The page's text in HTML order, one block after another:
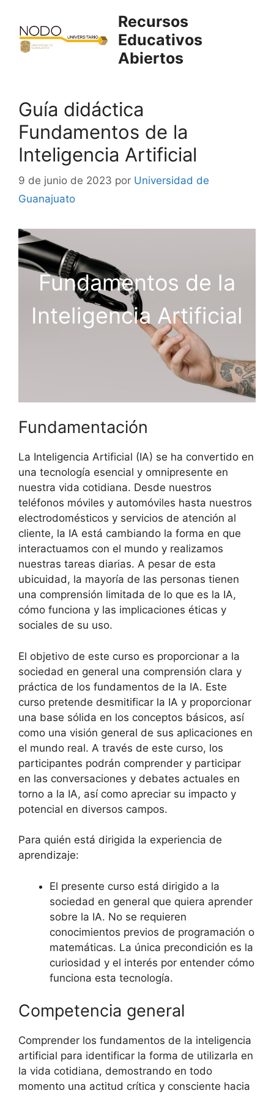
contenido
Recursos
Educativos
Abiertos
Guía didáctica
Fundamentos de la
Inteligencia Artificial
9 de junio de 2023 por Universidad de
Guanajuato
Fundamentos de la
Inteligencia Artificial
Fundamentación
La Inteligencia Artificial (IA) se ha convertido en
una tecnología esencial y omnipresente en
nuestra vida cotidiana. Desde nuestros
teléfonos móviles y automóviles hasta nuestros
electrodomésticos y servicios de atención al
cliente, la IA está cambiando la forma en que
interactuamos con el mundo y realizamos
nuestras tareas diarias. A pesar de esta
ubicuidad, la mayoría de las personas tienen
una comprensión limitada de lo que es la IA,
cómo funciona y las implicaciones éticas y
sociales de su uso.
El objetivo de este curso es proporcionar a la
sociedad en general una comprensión clara y
práctica de los fundamentos de la IA. Este
curso pretende desmitificar la IA y proporcionar
una base sólida en los conceptos básicos, así
como una visión general de sus aplicaciones en
el mundo real. A través de este curso, los
participantes podrán comprender y participar
en las conversaciones y debates actuales en
torno a la IA, así como apreciar su impacto y
potencial en diversos campos.
Para quién está dirigida la experiencia de
aprendizaje:
El presente curso está dirigido a la
sociedad en general que quiera aprender
sobre la IA. No se requieren
conocimientos previos de programación o
matemáticas. La única precondición es la
curiosidad y el interés por entender cómo
funciona esta tecnología.
Competencia general
Comprender los fundamentos de la inteligencia
artificial para identificar la forma de utilizarla en
la vida cotidiana, demostrando en todo
momento una actitud crítica y consciente hacia